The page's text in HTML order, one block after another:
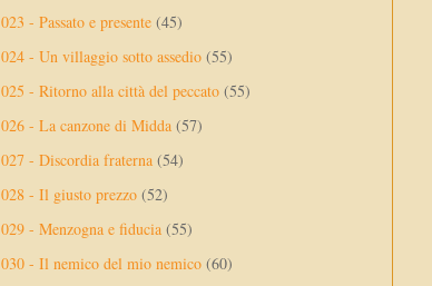
023 - Passato e presente (45)
024 - Un villaggio sotto assedio (55)
025 - Ritorno alla città del peccato (55)
026 - La canzone di Midda (57)
027 - Discordia fraterna (54)
028 - Il giusto prezzo (52)
029 - Menzogna e fiducia (55)
030 - Il nemico del mio nemico (60)